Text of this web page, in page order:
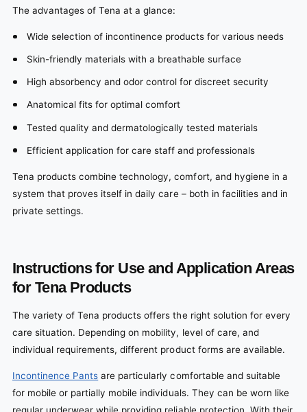
The advantages of Tena at a glance:
Wide selection of incontinence products for various needs
Skin-friendly materials with a breathable surface
High absorbency and odor control for discreet security
Anatomical fits for optimal comfort
Tested quality and dermatologically tested materials
Efficient application for care staff and professionals
Tena products combine technology, comfort, and hygiene in a
system that proves itself in daily care – both in facilities and in
private settings.
Instructions for Use and Application Areas
for Tena Products
The variety of Tena products offers the right solution for every
care situation. Depending on mobility, level of care, and
individual requirements, different product forms are available.
Incontinence Pants are particularly comfortable and suitable
for mobile or partially mobile individuals. They can be worn like